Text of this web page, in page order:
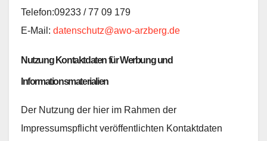
Telefon:09233 / 77 09 179
E-Mail: datenschutz@awo-arzberg.de
Nutzung Kontaktdaten für Werbung und
Informationsmaterialien
Der Nutzung der hier im Rahmen der
Impressumspflicht veröffentlichten Kontaktdaten